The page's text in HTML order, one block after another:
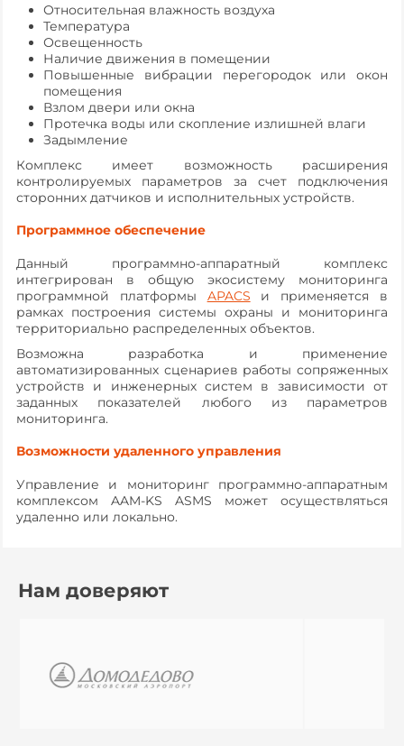
Относительная влажность воздуха
Температура
Освещенность
Наличие движения в помещении
Повышенные вибрации перегородок или окон
помещения
Взлом двери или окна
Протечка воды или скопление излишней влаги
Задымление
Комплекс имеет возможность расширения
контролируемых параметров за счет подключения
сторонних датчиков и исполнительных устройств.
Программное обеспечение
Данный программно-аппаратный комплекс
интегрирован в общую экосистему мониторинга
программной платформы APACS и применяется в
рамках построения системы охраны и мониторинга
территориально распределенных объектов.
Возможна разработка и применение
автоматизированных сценариев работы сопряженных
устройств и инженерных систем в зависимости от
заданных показателей любого из параметров
мониторинга.
Возможности удаленного управления
Управление и мониторинг программно-аппаратным
комплексом AAM-KS ASMS может осуществляться
удаленно или локально.
Нам доверяют